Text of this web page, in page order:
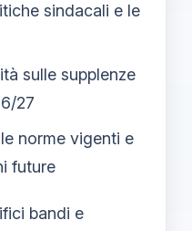
sindacali e le
sulle supplenze
27
norme vigenti e
future
bandi e